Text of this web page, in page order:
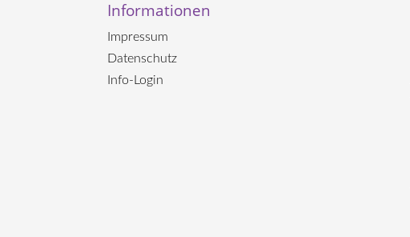
Informationen
Impressum
Datenschutz
Info-Login